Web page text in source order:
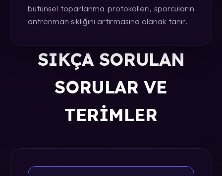
bütünsel toparlanma protokolleri, sporcuların
antrenman sıklığını artırmasına olanak tanır.
SIKÇA SORULAN
SORULAR VE
TERIMLER